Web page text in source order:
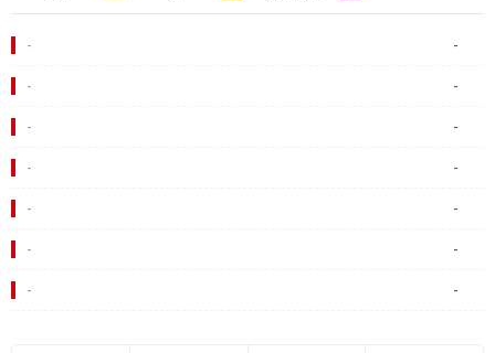
- -
- -
- -
- -
- -
- -
- -